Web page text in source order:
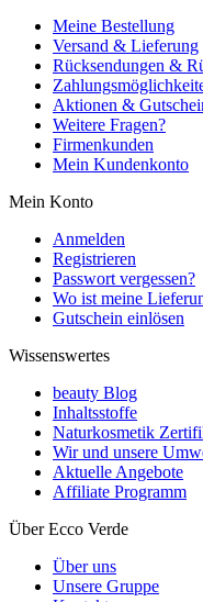
Meine Bestellung
Versand & Lieferung
Rücksendungen &
Aktionen &
Weitere Fragen?
Firmenkunden
Mein Kundenkonto
Mein Konto
Anmelden
Registrieren
Passwort vergessen?
Wo ist meine
Gutschein einlösen
Wissenswertes
beauty Blog
Inhaltsstoffe
Naturkosmetik
Wir und unsere
Aktuelle Angebote
Affiliate Programm
Über Ecco Verde
Über uns
Unsere Gruppe